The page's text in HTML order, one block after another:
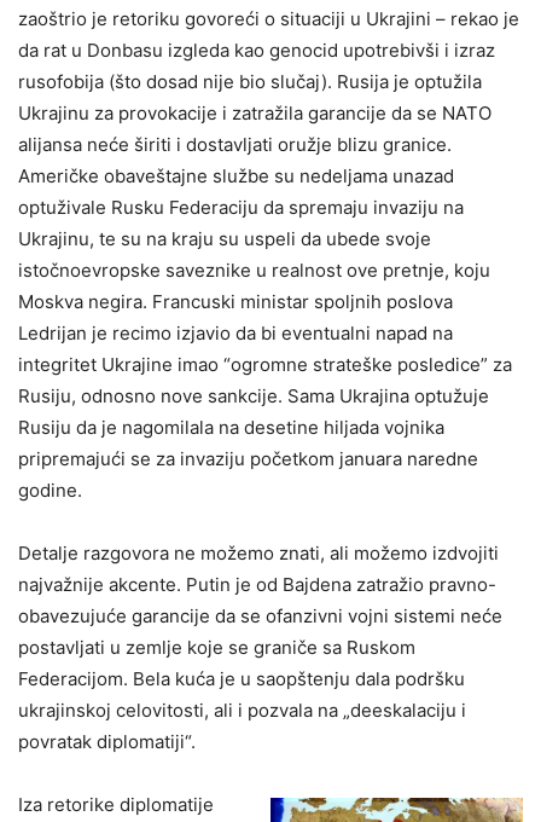
zaoštrio je retoriku govoreći o situaciji u Ukrajini – rekao je
da rat u Donbasu izgleda kao genocid upotrebivši i izraz
rusofobija (što dosad nije bio slučaj). Rusija je optužila
Ukrajinu za provokacije i zatražila garancije da se NATO
alijansa neće širiti i dostavljati oružje blizu granice.
Američke obaveštajne službe su nedeljama unazad
optuživale Rusku Federaciju da spremaju invaziju na
Ukrajinu, te su na kraju su uspeli da ubede svoje
istočnoevropske saveznike u realnost ove pretnje, koju
Moskva negira. Francuski ministar spoljnih poslova
Ledrijan je recimo izjavio da bi eventualni napad na
integritet Ukrajine imao “ogromne strateške posledice” za
Rusiju, odnosno nove sankcije. Sama Ukrajina optužuje
Rusiju da je nagomilala na desetine hiljada vojnika
pripremajući se za invaziju početkom januara naredne
godine.
Detalje razgovora ne možemo znati, ali možemo izdvojiti
najvažnije akcente. Putin je od Bajdena zatražio pravno-
obavezujuće garancije da se ofanzivni vojni sistemi neće
postavljati u zemlje koje se graniče sa Ruskom
Federacijom. Bela kuća je u saopštenju dala podršku
ukrajinskoj celovitosti, ali i pozvala na „deeskalaciju i
povratak diplomatiji“.
Iza retorike diplomatije